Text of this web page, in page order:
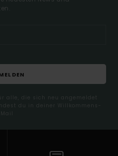
alle, die sich neu angemeldet
du in deiner Willkommens-
Mail